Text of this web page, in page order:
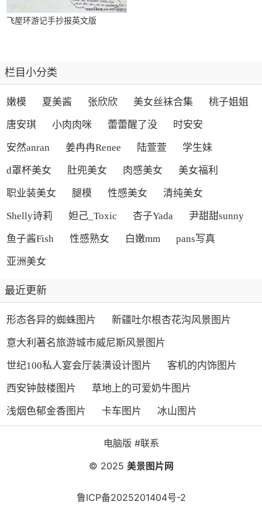
飞屋环游记手抄报英文版
栏目小分类
嫩模 夏美酱 张欣欣 美女丝袜合集 桃子姐姐
唐安琪 小肉肉咪 蕾蕾醒了没 时安安
安然anran 姜冉冉Renee 陆萱萱 学生妹
d罩杯美女 肚兜美女 肉感美女 美女福利
职业装美女 腿模 性感美女 清纯美女
Shelly诗莉 妲己_Toxic 杏子Yada 尹甜甜sunny
鱼子酱Fish 性感熟女 白嫩mm pans写真
亚洲美女
最近更新
形态各异的蜘蛛图片 新疆吐尔根杏花沟风景图片
意大利著名旅游城市威尼斯风景图片
世纪100私人宴会厅装潢设计图片 客机的内饰图片
西安钟鼓楼图片 草地上的可爱奶牛图片
浅烟色郁金香图片 卡车图片 冰山图片
电脑版 #联系
© 2025 美景图片网
鲁ICP备2025201404号-2